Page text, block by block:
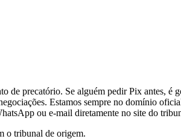
de precatório. Se alguém pedir Pix antes, é
Estamos sempre no domínio
ou e-mail diretamente no site do
o tribunal de origem.